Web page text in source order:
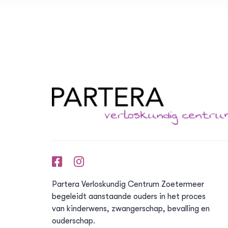
Partera Verloskundig Centrum Zoetermeer
begeleidt aanstaande ouders in het proces
van kinderwens, zwangerschap, bevalling en
ouderschap.